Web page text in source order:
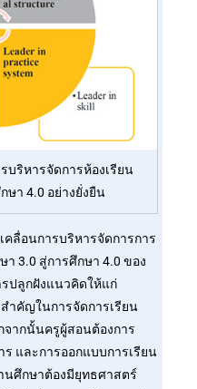
บริหารจัดการห้องเรียน
ษา 4.0 อย่างยั่งยืน
ลื่อนการบริหารจัดการการ
า 3.0 สู่การศึกษา 4.0 ของ
รปลูกฝังแนวคิดให้แก่
ำคัญในการจัดการเรียน
ากนั้นครูผู้สอนต้องการ
และการออกแบบการเรียน
นศึกษาต้องมียุทธศาสตร์